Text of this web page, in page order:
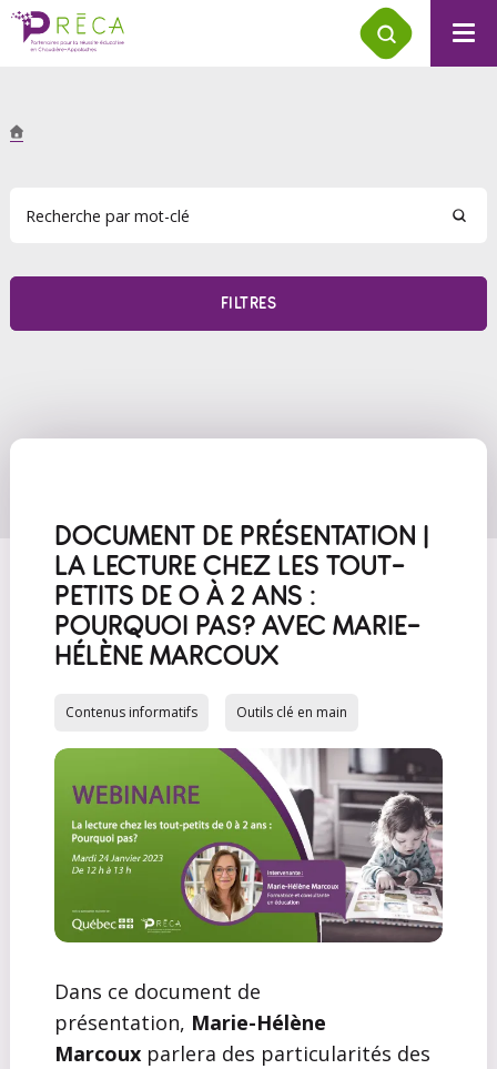
FILTRES
DOCUMENT DE PRÉSENTATION |
LA LECTURE CHEZ LES TOUT-
PETITS DE 0 À 2 ANS :
POURQUOI PAS? AVEC MARIE-
HÉLÈNE MARCOUX
Contenus informatifs Outils clé en main
Dans ce document de
présentation, Marie-Hélène
Marcouxparlera des particularités des